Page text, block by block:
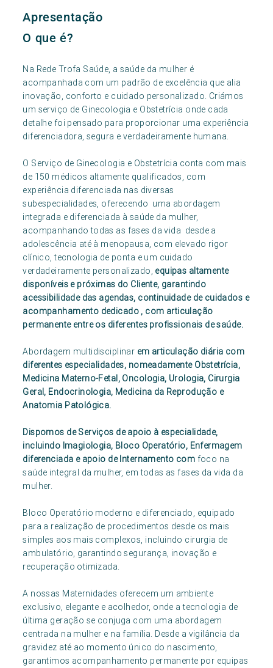
Apresentação
O que é?
Na Rede Trofa Saúde, a saúde da mulher é
acompanhada com um padrão de excelência que alia
inovação, conforto e cuidado personalizado. Criámos
um serviço de Ginecologia e Obstetrícia onde cada
detalhe foi pensado para proporcionar uma experiência
diferenciadora, segura e verdadeiramente humana.
O Serviço de Ginecologia e Obstetrícia conta com mais
de 150 médicos altamente qualificados, com
experiência diferenciada nas diversas
subespecialidades, oferecendo uma abordagem
integrada e diferenciada à saúde da mulher,
acompanhando todas as fases da vida desde a
adolescência até à menopausa, com elevado rigor
clínico, tecnologia de ponta e um cuidado
verdadeiramente personalizado, equipas altamente
disponíveis e próximas do Cliente, garantindo
acessibilidade das agendas, continuidade de cuidados e
acompanhamento dedicado , com articulação
permanente entre os diferentes profissionais de saúde.
Abordagem multidisciplinar em articulação diária com
diferentes especialidades, nomeadamente Obstetrícia,
Medicina Materno-Fetal, Oncologia, Urologia, Cirurgia
Geral, Endocrinologia, Medicina da Reprodução e
Anatomia Patológica.
Dispomos de Serviços de apoio à especialidade,
incluindo Imagiologia, Bloco Operatório, Enfermagem
diferenciada e apoio de Internamento com foco na
saúde integral da mulher, em todas as fases da vida da
mulher.
Bloco Operatório moderno e diferenciado, equipado
para a realização de procedimentos desde os mais
simples aos mais complexos, incluindo cirurgia de
ambulatório, garantindo segurança, inovação e
recuperação otimizada.
A nossas Maternidades oferecem um ambiente
exclusivo, elegante e acolhedor, onde a tecnologia de
última geração se conjuga com uma abordagem
centrada na mulher e na família. Desde a vigilância da
gravidez até ao momento único do nascimento,
garantimos acompanhamento permanente por equipas